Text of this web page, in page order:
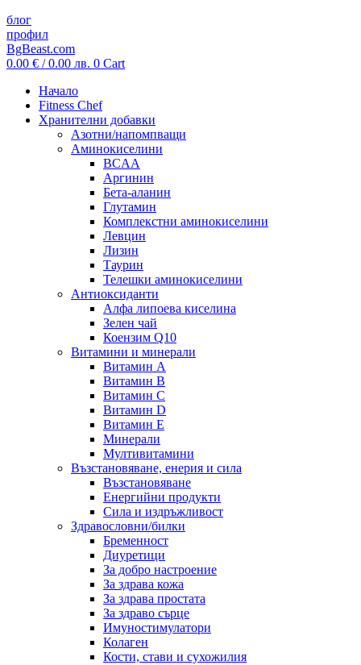
блог
профил
BgBeast.com
0.00 € / 0.00 лв. 0 Cart
Начало
Fitness Chef
Хранителни добавки
Азотни/напомпващи
Аминокиселини
BCAA
Аргинин
Бета-аланин
Глутамин
Комплекстни аминокиселини
Левцин
Лизин
Таурин
Телешки аминокиселини
Антиоксиданти
Алфа липоева киселина
Зелен чай
Коензим Q10
Витамини и минерали
Витамин А
Витамин B
Витамин C
Витамин D
Витамин E
Минерали
Мултивитамини
Възстановяване, енерия и сила
Възстановяване
Енергийни продукти
Сила и издръжливост
Здравословни/билки
Бременност
Диуретици
За добро настроение
За здрава кожа
За здрава простата
За здраво сърце
Имуностимулатори
Колаген
Кости, стави и сухожилия